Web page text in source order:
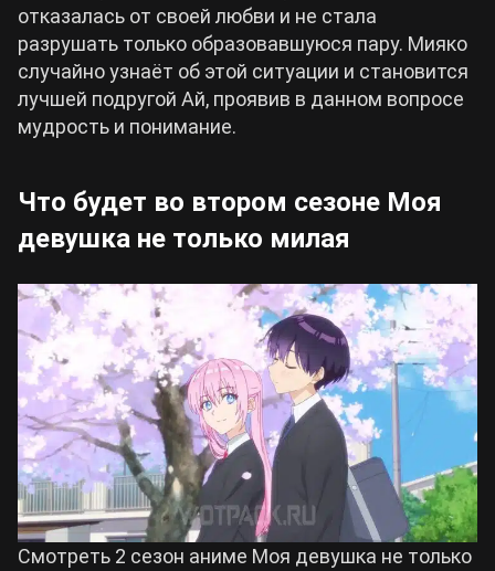
отказалась от своей любви и не стала
разрушать только образовавшуюся пару. Мияко
случайно узнаёт об этой ситуации и становится
лучшей подругой Ай, проявив в данном вопросе
мудрость и понимание.
Что будет во втором сезоне Моя
девушка не только милая
Смотреть 2 сезон аниме Моя девушка не только